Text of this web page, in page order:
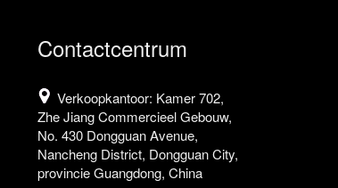
Contactcentrum
Verkoopkantoor: Kamer 702,
Zhe Jiang Commercieel Gebouw,
No. 430 Dongguan Avenue,
Nancheng District, Dongguan City,
provincie Guangdong, China